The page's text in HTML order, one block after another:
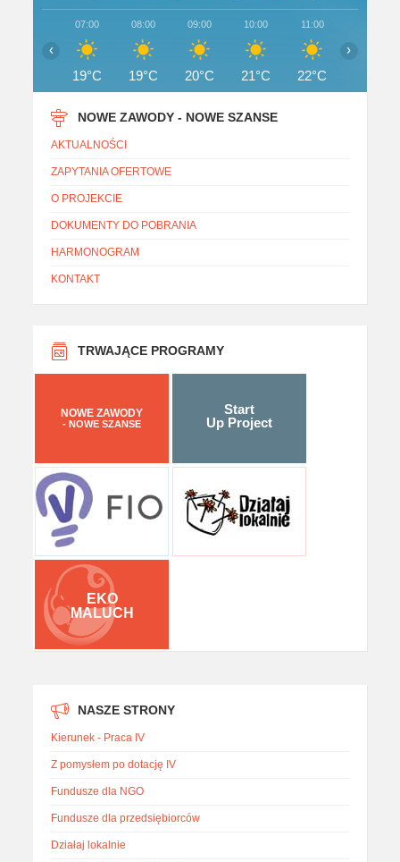
07:00
19°C
08:00
19°C
09:00
20°C
10:00
21°C
11:00
22°C
‹ ›
NOWE ZAWODY - NOWE SZANSE
AKTUALNOŚCI
ZAPYTANIA OFERTOWE
O PROJEKCIE
DOKUMENTY DO POBRANIA
HARMONOGRAM
KONTAKT
TRWAJĄCE PROGRAMY
NOWE ZAWODY
- NOWE SZANSE
Start
Up Project
EKO
MALUCH
NASZE STRONY
Kierunek - Praca IV
Z pomysłem po dotację IV
Fundusze dla NGO
Fundusze dla przedsiębiorców
Działaj lokalnie